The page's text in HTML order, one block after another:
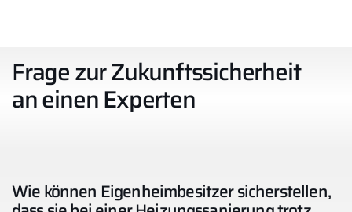
Frage zur Zukunftssicherheit
an einen Experten
Wie können Eigenheimbesitzer sicherstellen,